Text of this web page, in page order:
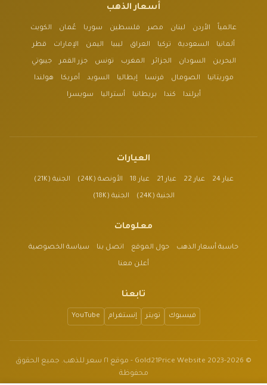
أسعار الذهب
عالمياً الأردن لبنان مصر فلسطين سوريا عُمان الكويت
ألمانيا السعودية تركيا العراق ليبيا اليمن الإمارات قطر
البحرين السودان الجزائر المغرب تونس جزر القمر جيبوتي
موريتانيا الصومال فرنسا إيطاليا السويد أمريكا هولندا
أيرلندا كندا بريطانيا أستراليا سويسرا
العيارات
عيار 24 عيار 22 عيار 21 عيار 18 الأونصة (24K) الجنية (21K)
الجنية (24K) الجنية (18K)
معلومات
حاسبة أسعار الذهب حول الموقع اتصل بنا سياسة الخصوصية
أعلن معنا
تابعنا
فيسبوك تويتر إنستغرام YouTube
© 2023-2026 Gold21Price Website - موقع ٢١ سعر للذهب. جميع الحقوق
محفوظة